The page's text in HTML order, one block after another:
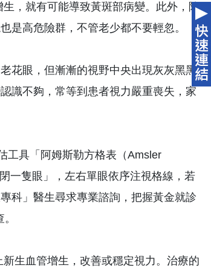
，就有可能導致黃斑部病變。此外，除
是高危險群，不管老少都不要輕忽。
花眼，但漸漸的視野中央出現灰灰黑黑
識不夠，常等到患者視力嚴重喪失，家
工具「阿姆斯勒方格表（Amsler
一隻眼」，左右單眼依序注視格線，若
科」醫生尋求專業諮詢，把握黃金就診
生血管增生，改善或穩定視力。治療的